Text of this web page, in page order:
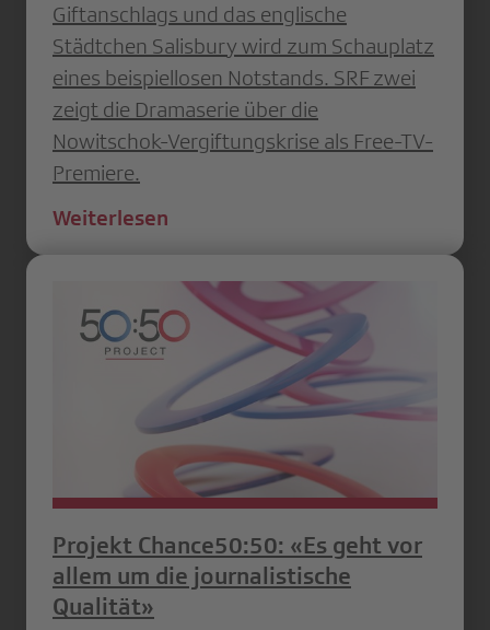
Giftanschlags und das englische
Städtchen Salisbury wird zum Schauplatz
eines beispiellosen Notstands. SRF zwei
zeigt die Dramaserie über die
Nowitschok-Vergiftungskrise als Free-TV-
Premiere.
Weiterlesen
Projekt Chance50:50: «Es geht vor
allem um die journalistische
Qualität»